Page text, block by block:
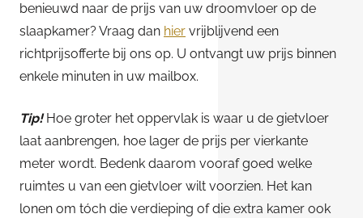
benieuwd naar de prijs van uw droomvloer op de
slaapkamer? Vraag dan hier vrijblijvend een
richtprijsofferte bij ons op. U ontvangt uw prijs binnen
enkele minuten in uw mailbox.
Tip!Hoe groter het oppervlak is waar u de gietvloer
laat aanbrengen, hoe lager de prijs per vierkante
meter wordt. Bedenk daarom vooraf goed welke
ruimtes u van een gietvloer wilt voorzien. Het kan
lonen om tóch die verdieping of die extra kamer ook